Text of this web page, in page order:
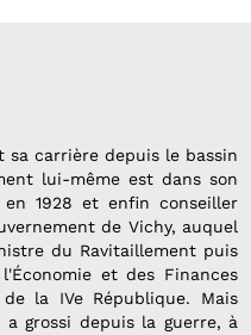
sa carrière depuis le bassin
lui-même est dans son
1928 et enfin conseiller
de Vichy, auquel
du Ravitaillement puis
et des Finances
la IVe République. Mais
grossi depuis la guerre, à